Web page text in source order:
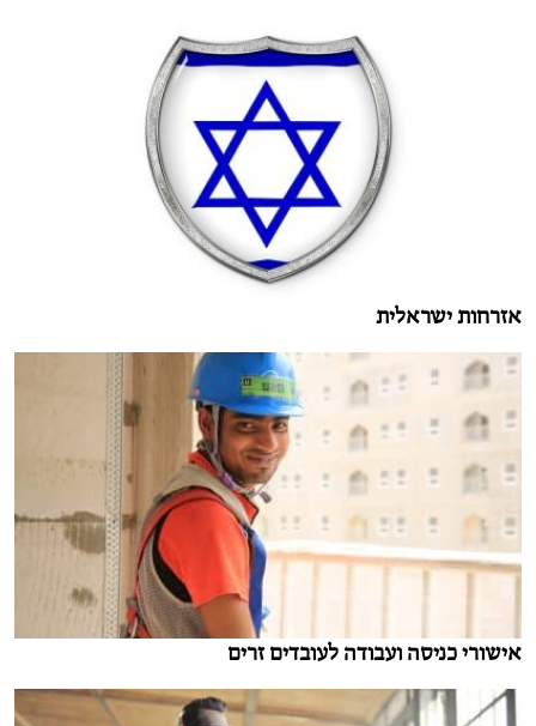
אזרחות ישראלית
אישורי כניסה ועבודה לעובדים זרים